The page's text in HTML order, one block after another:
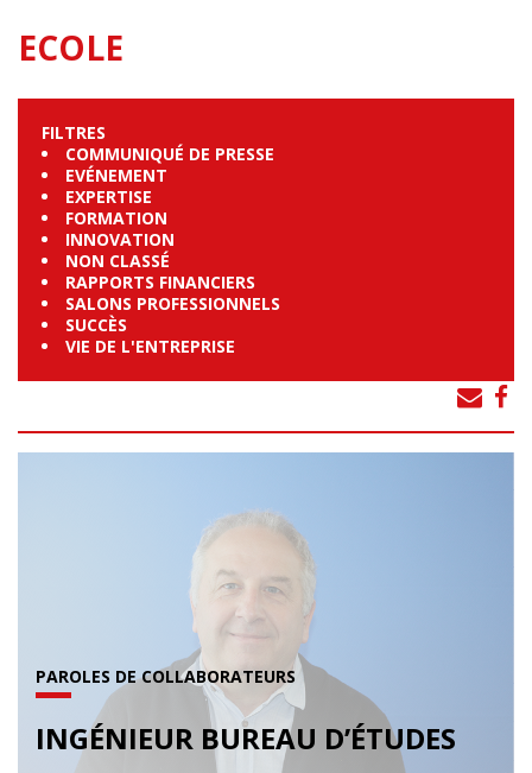
ECOLE
FILTRES
COMMUNIQUÉ DE PRESSE
EVÉNEMENT
EXPERTISE
FORMATION
INNOVATION
NON CLASSÉ
RAPPORTS FINANCIERS
SALONS PROFESSIONNELS
SUCCÈS
VIE DE L'ENTREPRISE
PAROLES DE COLLABORATEURS
INGÉNIEUR BUREAU D’ÉTUDES